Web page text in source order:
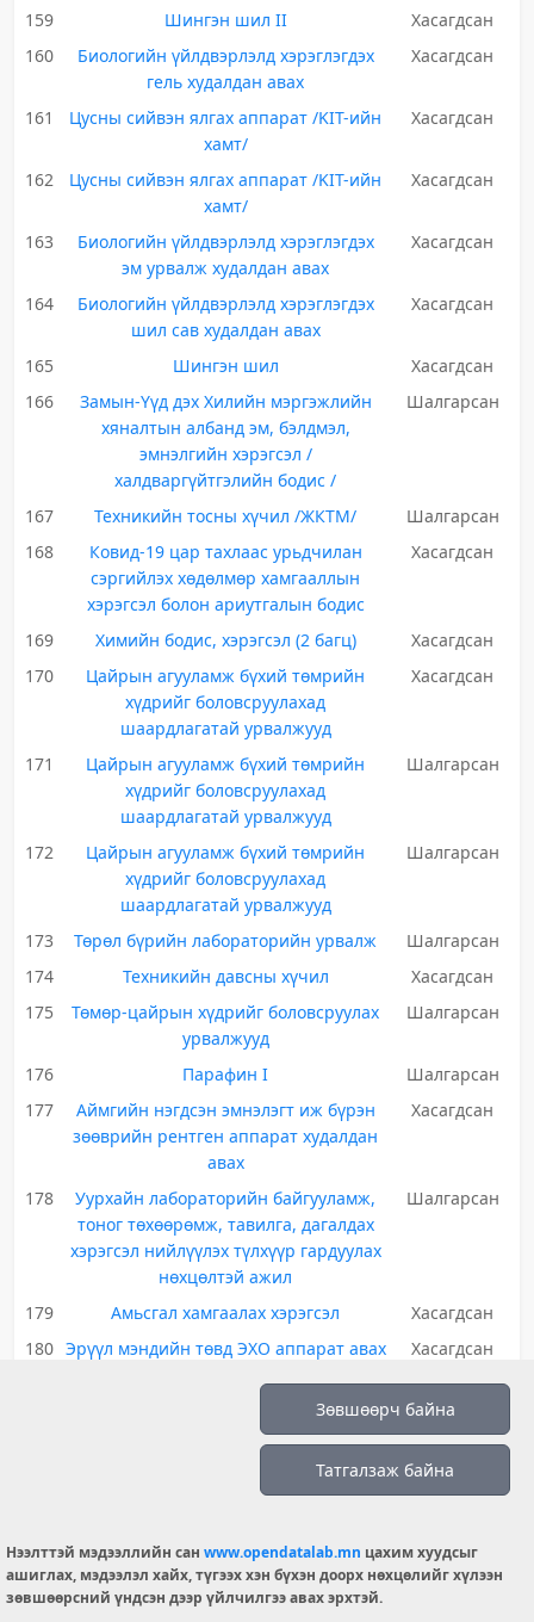
159
Шингэн шил II
Хасагдсан
160
Биологийн үйлдвэрлэлд хэрэглэгдэх
гель худалдан авах
Хасагдсан
161
Цусны сийвэн ялгах аппарат /KIT-ийн
хамт/
Хасагдсан
162
Цусны сийвэн ялгах аппарат /KIT-ийн
хамт/
Хасагдсан
163
Биологийн үйлдвэрлэлд хэрэглэгдэх
эм урвалж худалдан авах
Хасагдсан
164
Биологийн үйлдвэрлэлд хэрэглэгдэх
шил сав худалдан авах
Хасагдсан
165 Шингэн шил
Хасагдсан
166
Замын-Үүд дэх Хилийн мэргэжлийн
хяналтын албанд эм, бэлдмэл,
эмнэлгийн хэрэгсэл /
халдваргүйтгэлийн бодис /
Шалгарсан
167 Техникийн тосны хүчил /ЖКТМ/
Шалгарсан
168
Ковид-19 цар тахлаас урьдчилан
сэргийлэх хөдөлмөр хамгааллын
хэрэгсэл болон ариутгалын бодис
Хасагдсан
169 Химийн бодис, хэрэгсэл (2 багц)
Хасагдсан
170
Цайрын агууламж бүхий төмрийн
хүдрийг боловсруулахад
шаардлагатай урвалжууд
Хасагдсан
171
Цайрын агууламж бүхий төмрийн
хүдрийг боловсруулахад
шаардлагатай урвалжууд
Шалгарсан
172
Цайрын агууламж бүхий төмрийн
хүдрийг боловсруулахад
шаардлагатай урвалжууд
Шалгарсан
173 Төрөл бүрийн лабораторийн урвалж
Шалгарсан
174
Техникийн давсны хүчил
Хасагдсан
175
Төмөр-цайрын хүдрийг боловсруулах
урвалжууд
Шалгарсан
176 Парафин I
Шалгарсан
177
Аймгийн нэгдсэн эмнэлэгт иж бүрэн
зөөврийн рентген аппарат худалдан
авах
Хасагдсан
178
Уурхайн лабораторийн байгууламж,
тоног төхөөрөмж, тавилга, дагалдах
хэрэгсэл нийлүүлэх түлхүүр гардуулах
нөхцөлтэй ажил
Шалгарсан
179 Амьсгал хамгаалах хэрэгсэл
Хасагдсан
180 Эрүүл мэндийн төвд ЭХО аппарат авах
Хасагдсан
Төрөл бүрийн лабораторийн урвалж
Хасагдсан
Улсын гуравдугаар төв эмнэлгийн
үзлэг, оношилгоонд нэн шаардлагатай
эмнэлгийн тоног төхөөрөмж худалдан
Хасагдсан
бодисуудын ашиглалтаас гарсан сав
баглаа боодлуудыг зөвшөөрөл бүхий
аж ахуйн нэгжид шилжүүлэх.
✏️ Мэдээлэл шинэчлэх хүсэлт
Зөвшөөрч байна
Татгалзаж байна
Нээлттэй мэдээллийн сан www.opendatalab.mn цахим хуудсыг
ашиглах, мэдээлэл хайх, түгээх хэн бүхэн доорх нөхцөлийг хүлээн
зөвшөөрсний үндсэн дээр үйлчилгээ авах эрхтэй.